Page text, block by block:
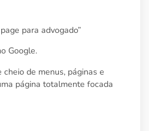
para advogado”
Google.
de menus, páginas e
página totalmente focada